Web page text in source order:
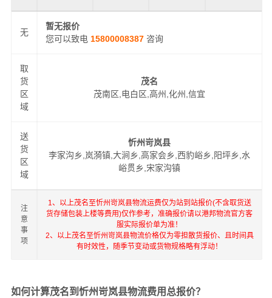
无
暂无报价
您可以致电 15800008387 咨询
取
货
区
域
茂名
茂南区,电白区,高州,化州,信宜
送
货
区
域
忻州岢岚县
李家沟乡,岚漪镇,大涧乡,高家会乡,西豹峪乡,阳坪乡,水
峪贯乡,宋家沟镇
注
意
事
项
1、以上茂名至忻州岢岚县物流运费仅为站到站报价(不含取货送
货存储包装上楼等费用)仅作参考，准确报价请以港邦物流官方客
服实际报价单为准！
2、以上茂名至忻州岢岚县物流价格仅为零担散货报价、且时间具
有时效性，随季节变动或货物规格略有浮动！
如何计算茂名到忻州岢岚县物流费用总报价？